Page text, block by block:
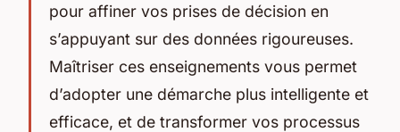
pour affiner vos prises de décision en
s’appuyant sur des données rigoureuses.
Maîtriser ces enseignements vous permet
d’adopter une démarche plus intelligente et
efficace, et de transformer vos processus